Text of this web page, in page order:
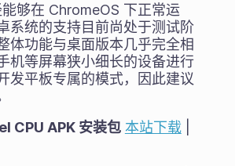
够在 ChromeOS 下正常运
系统的支持目前尚处于测试阶
体功能与桌面版本几乎完全相
机等屏幕狭小细长的设备进行
发平板专属的模式，因此建议
CPU APK 安装包 本站下载|